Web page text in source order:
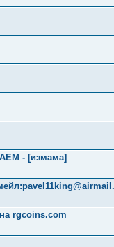
- [измама]
rgcoins.com